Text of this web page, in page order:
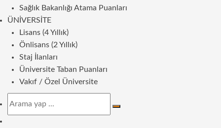
Sağlık Bakanlığı Atama Puanları
ÜNIVERSITE
Lisans (4 Yıllık)
Önlisans (2 Yıllık)
Staj İlanları
Üniversite Taban Puanları
Vakıf / Özel Üniversite
Arama